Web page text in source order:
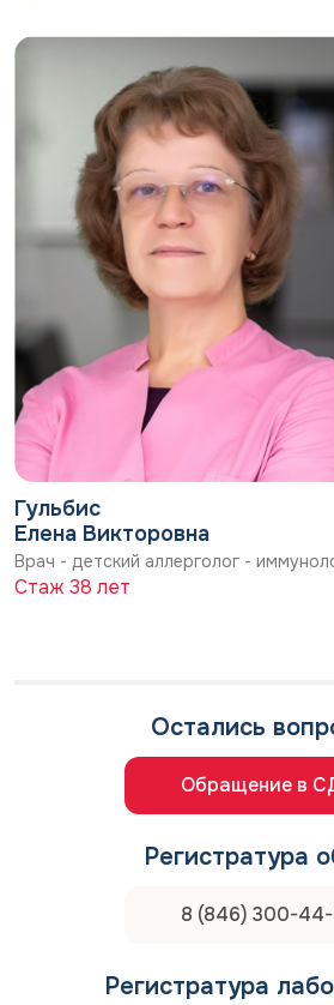
Гульбис
Елена Викторовна
Врач - детский аллерголог -
Стаж 38 лет
Остались
Обращение в
Регистратура
8 (846) 300-
Регистратура